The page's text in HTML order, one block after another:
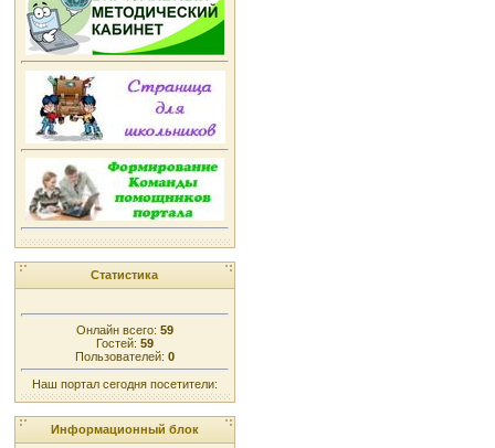
Статистика
Онлайн всего: 59
Гостей: 59
Пользователей: 0
Наш портал сегодня посетители:
Информационный блок